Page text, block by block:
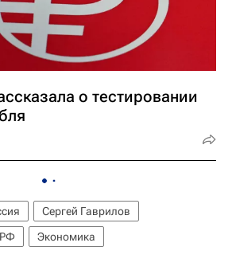
о тестировании
Сергей Гаврилов
Экономика